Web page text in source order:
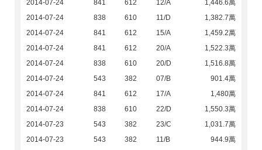
2014-07-24
841 612 12/A
1,446.6萬
2014-07-24
838 610 11/D
1,382.7萬
2014-07-24
841 612 15/A
1,459.2萬
2014-07-24
841 612 20/A
1,522.3萬
2014-07-24
838 610 20/D
1,516.8萬
2014-07-24
543 382 07/B
901.4萬
2014-07-24
841 612 17/A
1,480萬
2014-07-24
838 610 22/D
1,550.3萬
2014-07-23
543 382 23/C
1,031.7萬
2014-07-23
543 382 11/B
944.9萬